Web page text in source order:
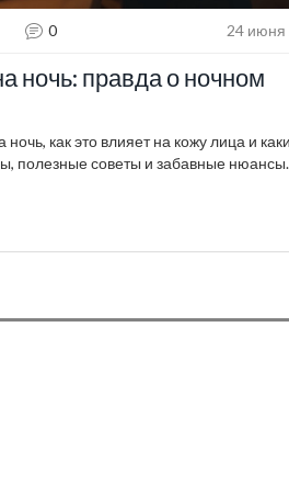
0 24 июня
ночь: правда о ночном
как это влияет на кожу лица и
полезные советы и забавные нюансы.